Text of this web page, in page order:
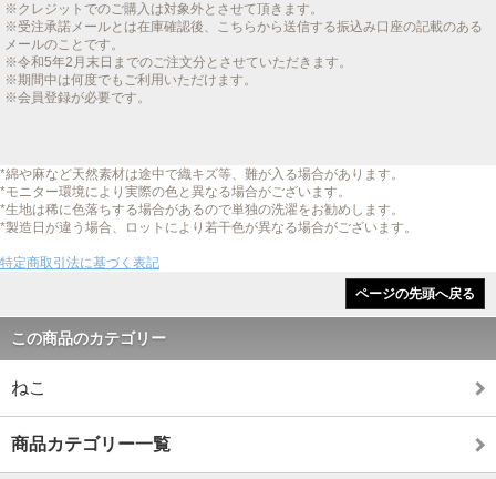
※クレジットでのご購入は対象外とさせて頂きます。
※受注承諾メールとは在庫確認後、こちらから送信する振込み口座の記載のある
メールのことです。
※令和5年2月末日までのご注文分とさせていただきます。
※期間中は何度でもご利用いただけます。
※会員登録が必要です。
*綿や麻など天然素材は途中で織キズ等、難が入る場合があります。
*モニター環境により実際の色と異なる場合がございます。
*生地は稀に色落ちする場合があるので単独の洗濯をお勧めします。
*製造日が違う場合、ロットにより若干色が異なる場合がございます。
特定商取引法に基づく表記
ページの先頭へ戻る
この商品のカテゴリー
ねこ
商品カテゴリー一覧